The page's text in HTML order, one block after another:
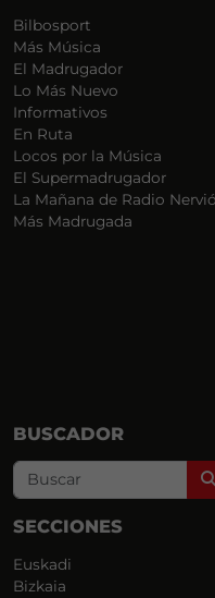
Bilbosport
Más Música
El Madrugador
Lo Más Nuevo
Informativos
En Ruta
Locos por la Música
El Supermadrugador
La Mañana de Radio
Más Madrugada
BUSCADOR
SECCIONES
Euskadi
Bizkaia